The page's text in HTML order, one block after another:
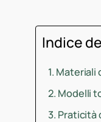
Indice
Materiali
Modelli
Praticità